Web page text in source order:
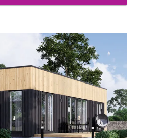
e un design moderno.